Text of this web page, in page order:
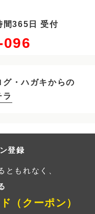
間365日 受付
・ハガキからの
ラ
登録
ともれなく、
（クーポン）